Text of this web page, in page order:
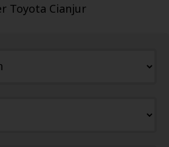
Toyota Cianjur